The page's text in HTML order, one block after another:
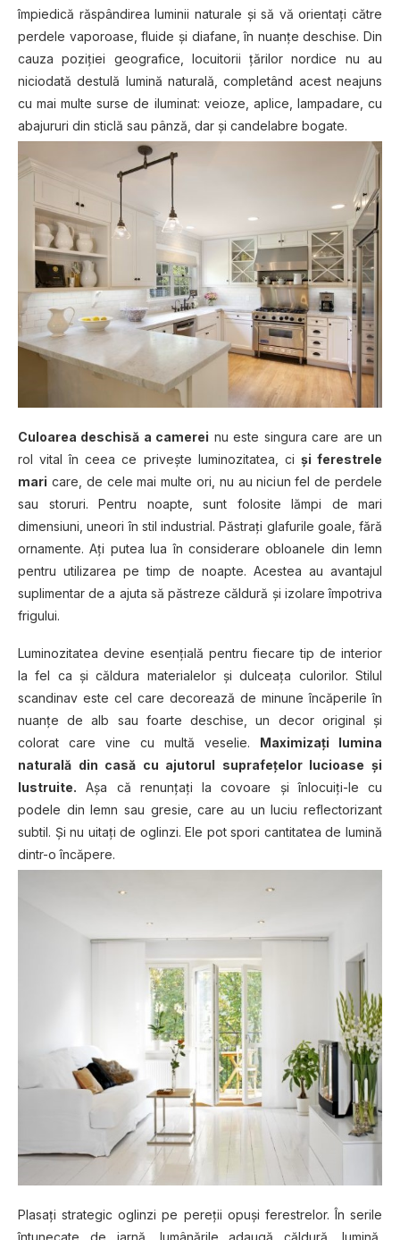
împiedică răspândirea luminii naturale şi să vă orientaţi către
perdele vaporoase, fluide şi diafane, în nuanţe deschise. Din
cauza poziţiei geografice, locuitorii ţărilor nordice nu au
niciodată destulă lumină naturală, completând acest neajuns
cu mai multe surse de iluminat: veioze, aplice, lampadare, cu
abajururi din sticlă sau pânză, dar și candelabre bogate.
Culoarea deschisă a camerei nu este singura care are un
rol vital în ceea ce priveşte luminozitatea, ci şi ferestrele
mari care, de cele mai multe ori, nu au niciun fel de perdele
sau storuri. Pentru noapte, sunt folosite lămpi de mari
dimensiuni, uneori în stil industrial. Păstraţi glafurile goale, fără
ornamente. Aţi putea lua în considerare obloanele din lemn
pentru utilizarea pe timp de noapte. Acestea au avantajul
suplimentar de a ajuta să păstreze căldură și izolare împotriva
frigului.
Luminozitatea devine esenţială pentru fiecare tip de interior
la fel ca şi căldura materialelor şi dulceaţa culorilor. Stilul
scandinav este cel care decorează de minune încăperile în
nuanțe de alb sau foarte deschise, un decor original și
colorat care vine cu multă veselie. Maximizaţi lumina
naturală din casă cu ajutorul suprafețelor lucioase și
lustruite. Așa că renunţaţi la covoare și înlocuiți-le cu
podele din lemn sau gresie, care au un luciu reflectorizant
subtil. Şi nu uitaţi de oglinzi. Ele pot spori cantitatea de lumină
dintr-o încăpere.
Plasați strategic oglinzi pe pereţii opuşi ferestrelor. În serile